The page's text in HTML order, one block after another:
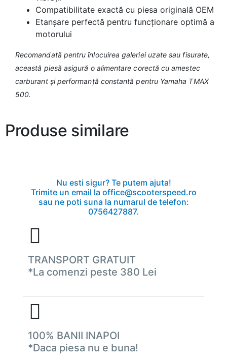
Compatibilitate exactă cu piesa originală OEM
Etanșare perfectă pentru funcționare optimă a
motorului
Recomandată pentru înlocuirea galeriei uzate sau fisurate,
această piesă asigură o alimentare corectă cu amestec
carburant și performanță constantă pentru Yamaha TMAX
500.
Produse similare
Nu esti sigur? Te putem ajuta!
Trimite un email la office@scooterspeed.ro
sau ne poti suna la numarul de telefon:
0756427887.
TRANSPORT GRATUIT
*La comenzi peste 380 Lei
100% BANII INAPOI
*Daca piesa nu e buna!